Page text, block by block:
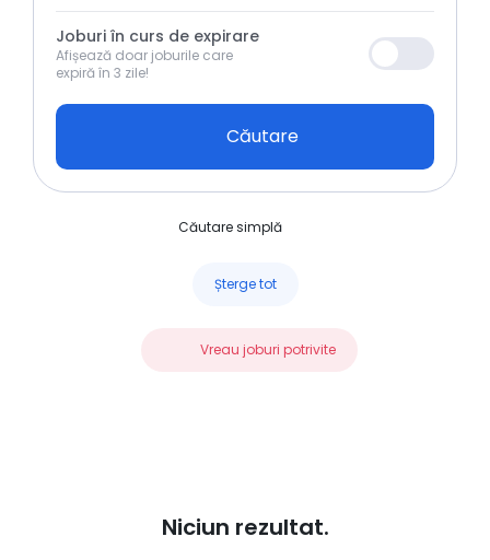
Joburi în curs de expirare
Afișează doar joburile care
expiră în 3 zile!
Căutare
Căutare simplă
Șterge tot
Vreau joburi potrivite
Niciun rezultat.